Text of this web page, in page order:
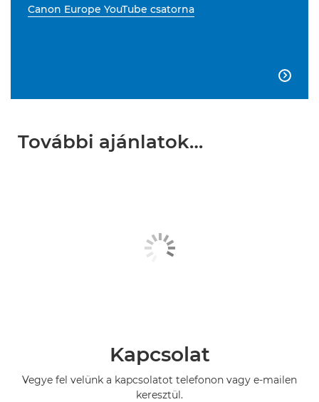
Canon Europe YouTube csatorna

További ajánlatok…
Kapcsolat
Vegye fel velünk a kapcsolatot telefonon vagy e-mailen
keresztül.